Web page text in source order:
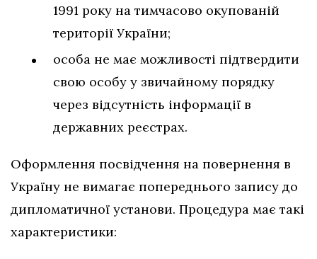
1991 року на тимчасово окупованій
території України;
особа не має можливості підтвердити
свою особу у звичайному порядку
через відсутність інформації в
державних реєстрах.
Оформлення посвідчення на повернення в
Україну не вимагає попереднього запису до
дипломатичної установи. Процедура має такі
характеристики: